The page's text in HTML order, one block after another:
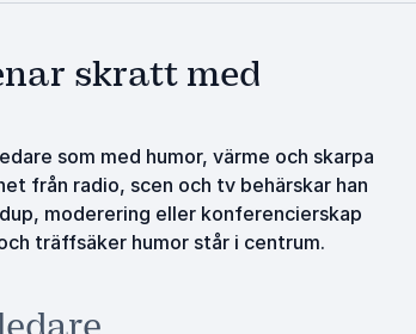
skratt med
som med humor, värme och skarpa
från radio, scen och tv behärskar han
moderering eller konferencierskap
träffsäker humor står i centrum.